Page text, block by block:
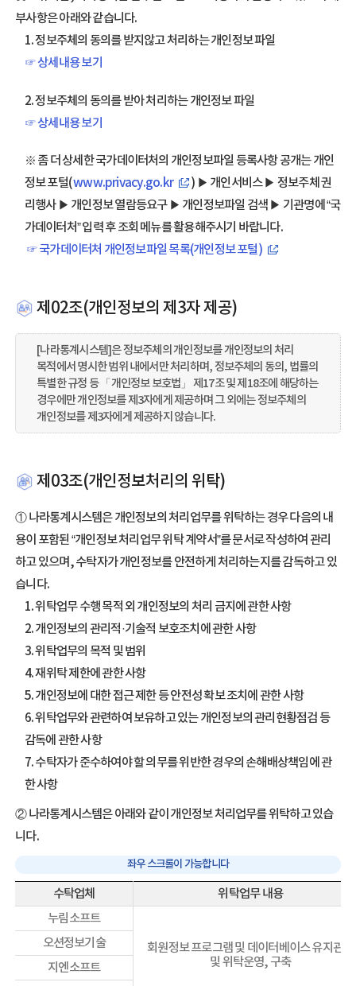
부사항은 아래와 같습니다.
1. 정보주체의 동의를 받지않고 처리하는 개인정보 파일
☞ 상세내용 보기
2. 정보주체의 동의를 받아 처리하는 개인정보 파일
☞ 상세내용 보기
※ 좀 더 상세한 국가데이터처의 개인정보파일 등록사항 공개는 개인
정보 포털(www.privacy.go.kr
) ▶ 개인서비스 ▶ 정보주체 권
리행사 ▶ 개인정보 열람등요구 ▶ 개인정보파일 검색 ▶ 기관명에 “국
가데이터처” 입력 후 조회 메뉴를 활용해주시기 바랍니다.
☞ 국가데이터처 개인정보파일 목록(개인정보 포털)
제02조(개인정보의 제3자 제공)
[나라통계시스템]은 정보주체의 개인정보를 개인정보의 처리
목적에서 명시한 범위 내에서만 처리하며, 정보주체의 동의, 법률의
특별한 규정 등 「개인정보 보호법」 제17조 및 제18조에 해당하는
경우에만 개인정보를 제3자에게 제공하며 그 외에는 정보주체의
개인정보를 제3자에게 제공하지 않습니다.
제03조(개인정보처리의 위탁)
① 나라통계시스템은 개인정보의 처리업무를 위탁하는 경우 다음의 내
용이 포함된 “개인정보 처리업무 위탁 계약서”를 문서로 작성하여 관리
하고 있으며, 수탁자가 개인정보를 안전하게 처리하는지를 감독하고 있
습니다.
1. 위탁업무 수행 목적 외 개인정보의 처리 금지에 관한 사항
2. 개인정보의 관리적·기술적 보호조치에 관한 사항
3. 위탁업무의 목적 및 범위
4. 재위탁 제한에 관한 사항
5. 개인정보에 대한 접근 제한 등 안전성 확보 조치에 관한 사항
6. 위탁업무와 관련하여 보유하고 있는 개인정보의 관리현황점검 등
감독에 관한 사항
7. 수탁자가 준수하여야 할 의무를 위반한 경우의 손해배상책임에 관
한 사항
② 나라통계시스템은 아래와 같이 개인정보 처리업무를 위탁하고 있습
니다.
수탁업체
위탁업무 내용
누림소프트
회원정보 프로그램 및 데이터베이스 유지관리
및 위탁운영, 구축
오션정보기술
지엔소프트